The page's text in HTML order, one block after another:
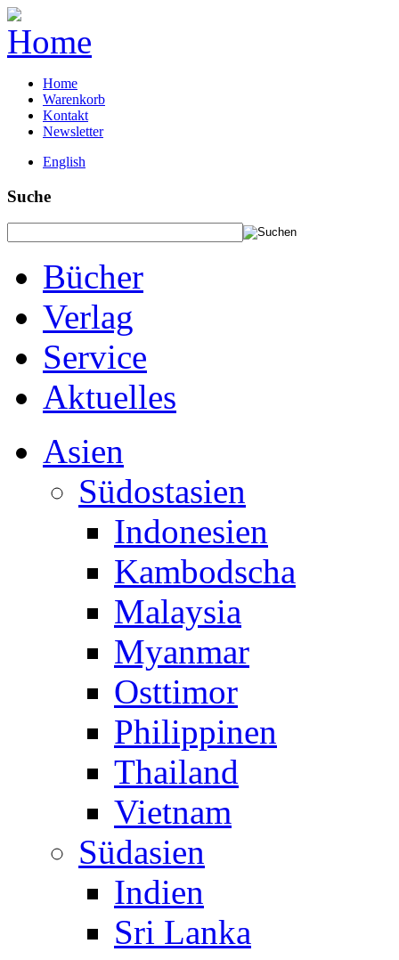
Home
Warenkorb
Kontakt
Newsletter
English
Suche
Bücher
Verlag
Service
Aktuelles
Asien
Südostasien
Indonesien
Kambodscha
Malaysia
Myanmar
Osttimor
Philippinen
Thailand
Vietnam
Südasien
Indien
Sri Lanka